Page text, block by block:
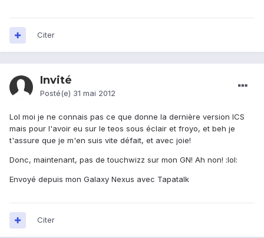
Citer
Invité
Posté(e) 31 mai 2012
Lol moi je ne connais pas ce que donne la dernière version ICS
mais pour l'avoir eu sur le teos sous éclair et froyo, et beh je
t'assure que je m'en suis vite défait, et avec joie!
Donc, maintenant, pas de touchwizz sur mon GN! Ah non! :lol:
Envoyé depuis mon Galaxy Nexus avec Tapatalk
Citer